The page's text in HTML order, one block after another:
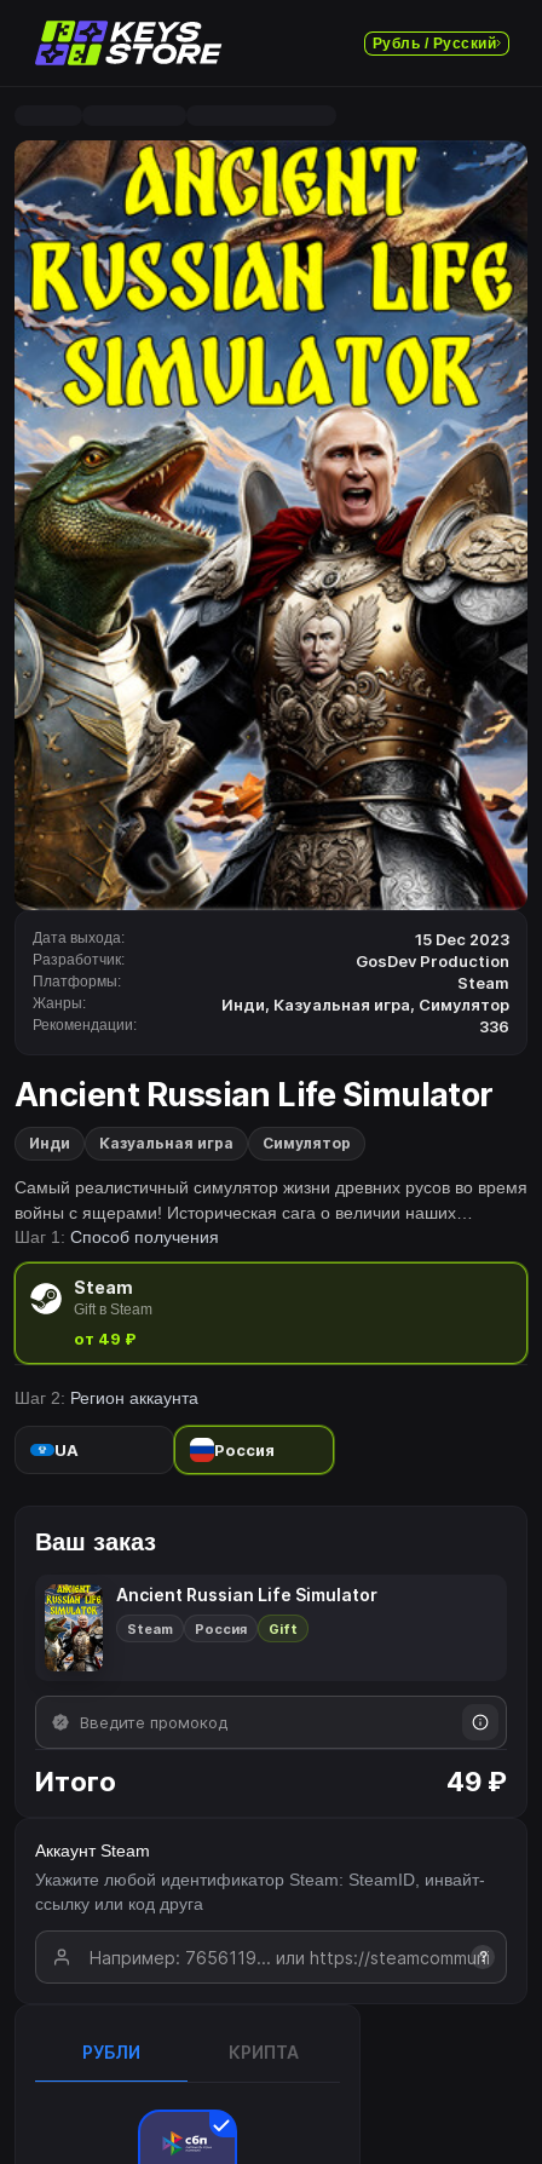
Рубль / Русский
Дата выхода: 15 Dec 2023
Разработчик: GosDev Production
Платформы: Steam
Жанры: Инди, Казуальная игра, Симулятор
Рекомендации: 336
Ancient Russian Life Simulator
Инди Казуальная игра Симулятор
Самый реалистичный симулятор жизни древних русов во время
войны с ящерами! Историческая сага о величии наших
предков, отважно борющихся с превосходящей их
численностью зеленой чумой!
Шаг 1: Способ получения
Steam
Gift в Steam
от 49 ₽
Шаг 2: Регион аккаунта
UA Россия
Ваш заказ
Ancient Russian Life Simulator
Steam Россия Gift
Итого 49 ₽
Аккаунт Steam
Укажите любой идентификатор Steam: SteamID, инвайт-
ссылку или код друга
?
РУБЛИ КРИПТА